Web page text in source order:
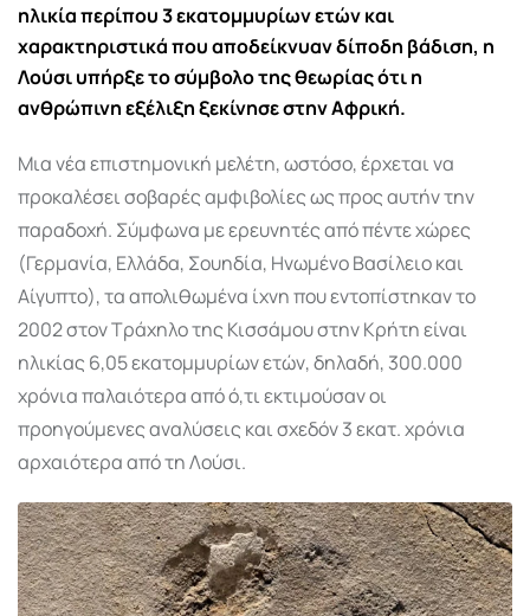
ηλικία περίπου 3 εκατομμυρίων ετών και
χαρακτηριστικά που αποδείκνυαν δίποδη βάδιση, η
Λούσι υπήρξε το σύμβολο της θεωρίας ότι η
ανθρώπινη εξέλιξη ξεκίνησε στην Αφρική.
Μια νέα επιστημονική μελέτη, ωστόσο, έρχεται να
προκαλέσει σοβαρές αμφιβολίες ως προς αυτήν την
παραδοχή. Σύμφωνα με ερευνητές από πέντε χώρες
(Γερμανία, Ελλάδα, Σουηδία, Ηνωμένο Βασίλειο και
Αίγυπτο), τα απολιθωμένα ίχνη που εντοπίστηκαν το
2002 στον Τράχηλο της Κισσάμου στην Κρήτη είναι
ηλικίας 6,05 εκατομμυρίων ετών, δηλαδή, 300.000
χρόνια παλαιότερα από ό,τι εκτιμούσαν οι
προηγούμενες αναλύσεις και σχεδόν 3 εκατ. χρόνια
αρχαιότερα από τη Λούσι.